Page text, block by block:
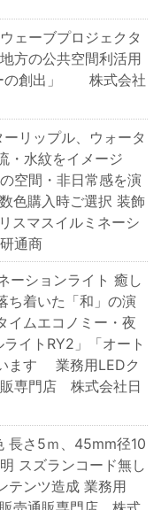
ェーブプロジェクタ
方の公共空間利活用
の創出」 株式会社
リップル、ウォータ
・水紋をイメージ
空間・非日常感を演
色購入時ご選択 装飾
スマスイルミネーシ
通商
ーションライト 癒し
ち着いた「和」の演
イムエコノミー・夜
イトRY2」「オート
ます 業務用LEDク
販専門店 株式会社日
長さ5ｍ、45mm径10
スズランコード無し
テンツ造成 業務用